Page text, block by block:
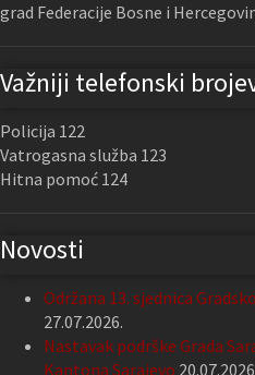
grad Federacije Bosne i
Važniji telefonski
Policija 122
Vatrogasna služba 123
Hitna pomoć 124
Novosti
Održana 13. sjednica
27.07.2026.
Nastavak podrške Grada
Kantona Sarajevo